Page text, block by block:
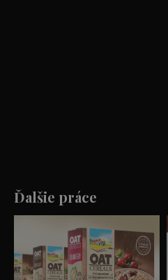
Ďalšie práce